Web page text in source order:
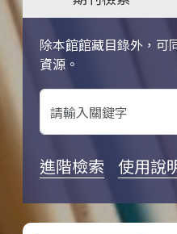
除本館館藏目錄外，可
資源。
關鍵字搜尋
進階檢索 使用說